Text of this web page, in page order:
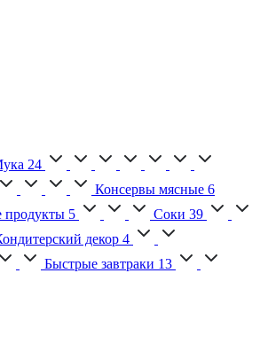
24
Консервы мясные 6
5 Соки 39
декор 4
Быстрые завтраки 13